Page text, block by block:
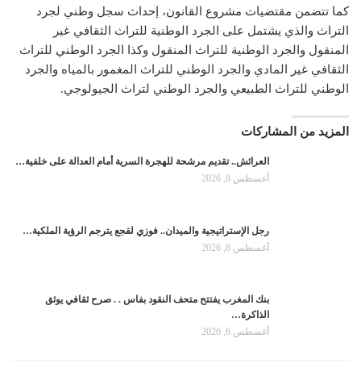
كما تتضمن مقتضيات مشروع القانون، إحداث سجل وطني لجرد
التراث والذي يشتمل على الجرد الوطنية للتراث الثقافي غير
المنقول والجرد الوطنية للتراث المنقول وكذا الجرد الوطني للتراث
الثقافي غير المادي والجرد الوطني للتراث المغمور بالمياه والجرد
الوطني للتراث الطبيعي والجرد الوطني لتراث الجيولوجي.
المزيد من المشاركات
العرائش.. تقديم مرشحة للهجرة السرية أمام العدالة على خلفية…
أغسطس 8, 2026
رجل الإستراتيجية والميدان.. فوزي لقجع يترجم الرؤية الملكية…
أغسطس 8, 2026
بنك المغرب يفتتح متحف النقود بفاس . . صرح ثقافي يوثق
الذاكرة…
أغسطس 6, 2026